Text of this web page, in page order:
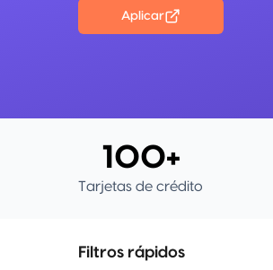
Aplicar
100+
Tarjetas de crédito
Filtros rápidos